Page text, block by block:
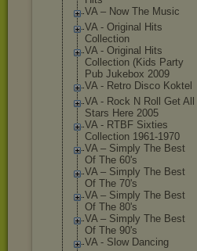
VA ‎– Now The Music
VA - Original Hits
Collection
VA - Original Hits
Collection (Kids Party
Pub Jukebox 2009
VA - Retro Disco Koktel
VA - Rock N Roll Get All
Stars Here 2005
VA - RTBF Sixties
Collection 1961-1970
VA ‎– Simply The Best
Of The 60's
VA ‎– Simply The Best
Of The 70's
VA ‎– Simply The Best
Of The 80's
VA ‎– Simply The Best
Of The 90's
VA - Slow Dancing